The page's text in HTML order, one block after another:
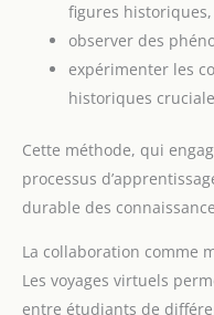
figures historiques,
observer des
expérimenter les
historiques
Cette méthode, qui
processus
durable des
La collaboration comme
Les voyages virtuels
entre étudiants de